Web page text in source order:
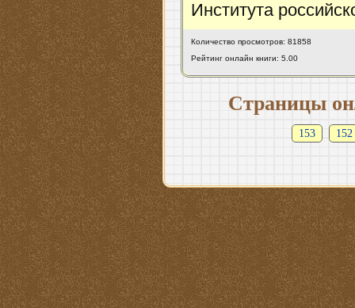
Института
Количество просмотров: 81858
Рейтинг онлайн книги: 5.00
Страницы
153 152